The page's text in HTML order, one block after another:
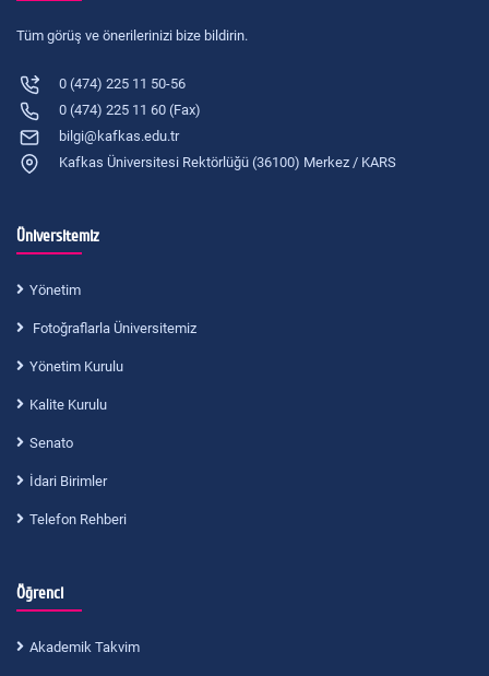
Tüm görüş ve önerilerinizi bize bildirin.
0 (474) 225 11 50-56
0 (474) 225 11 60 (Fax)
bilgi@kafkas.edu.tr
Kafkas Üniversitesi Rektörlüğü (36100) Merkez / KARS
Üniversitemiz
Yönetim
Fotoğraflarla Üniversitemiz
Yönetim Kurulu
Kalite Kurulu
Senato
İdari Birimler
Telefon Rehberi
Öğrenci
Akademik Takvim